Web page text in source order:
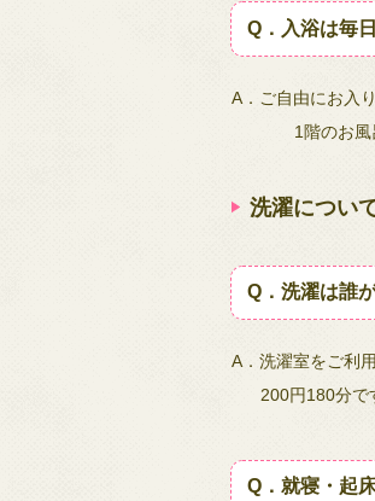
Q．入浴は毎
A．ご自由にお入
1階のお風呂
洗濯につい
Q．洗濯は誰
A．洗濯室をご利
200円180分で
Q．就寝・起